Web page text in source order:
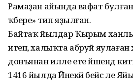
Рамаҙан айында вафат булған
ҡәбере» тип яҙылған.
Байтаҡ йылдар Ҡырым
итеп, халыҡта абруй яулаған
донъянан илле ете йәшендә
1416 йылда Йәнекәй бейсә әле